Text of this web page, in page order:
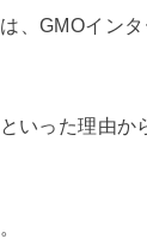
は、GMOイン
といった理由か